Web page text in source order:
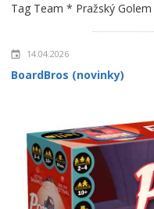
Tag Team * Pražský
14.04.2026
BoardBros (novinky)